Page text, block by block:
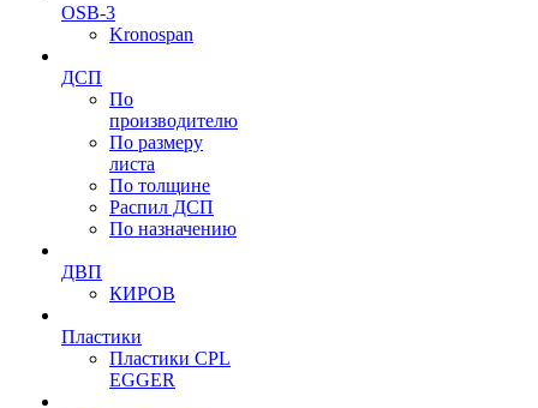
OSB-3
Kronospan
ДСП
По
производителю
По размеру
листа
По толщине
Распил ДСП
По назначению
ДВП
КИРОВ
Пластики
Пластики CPL
EGGER